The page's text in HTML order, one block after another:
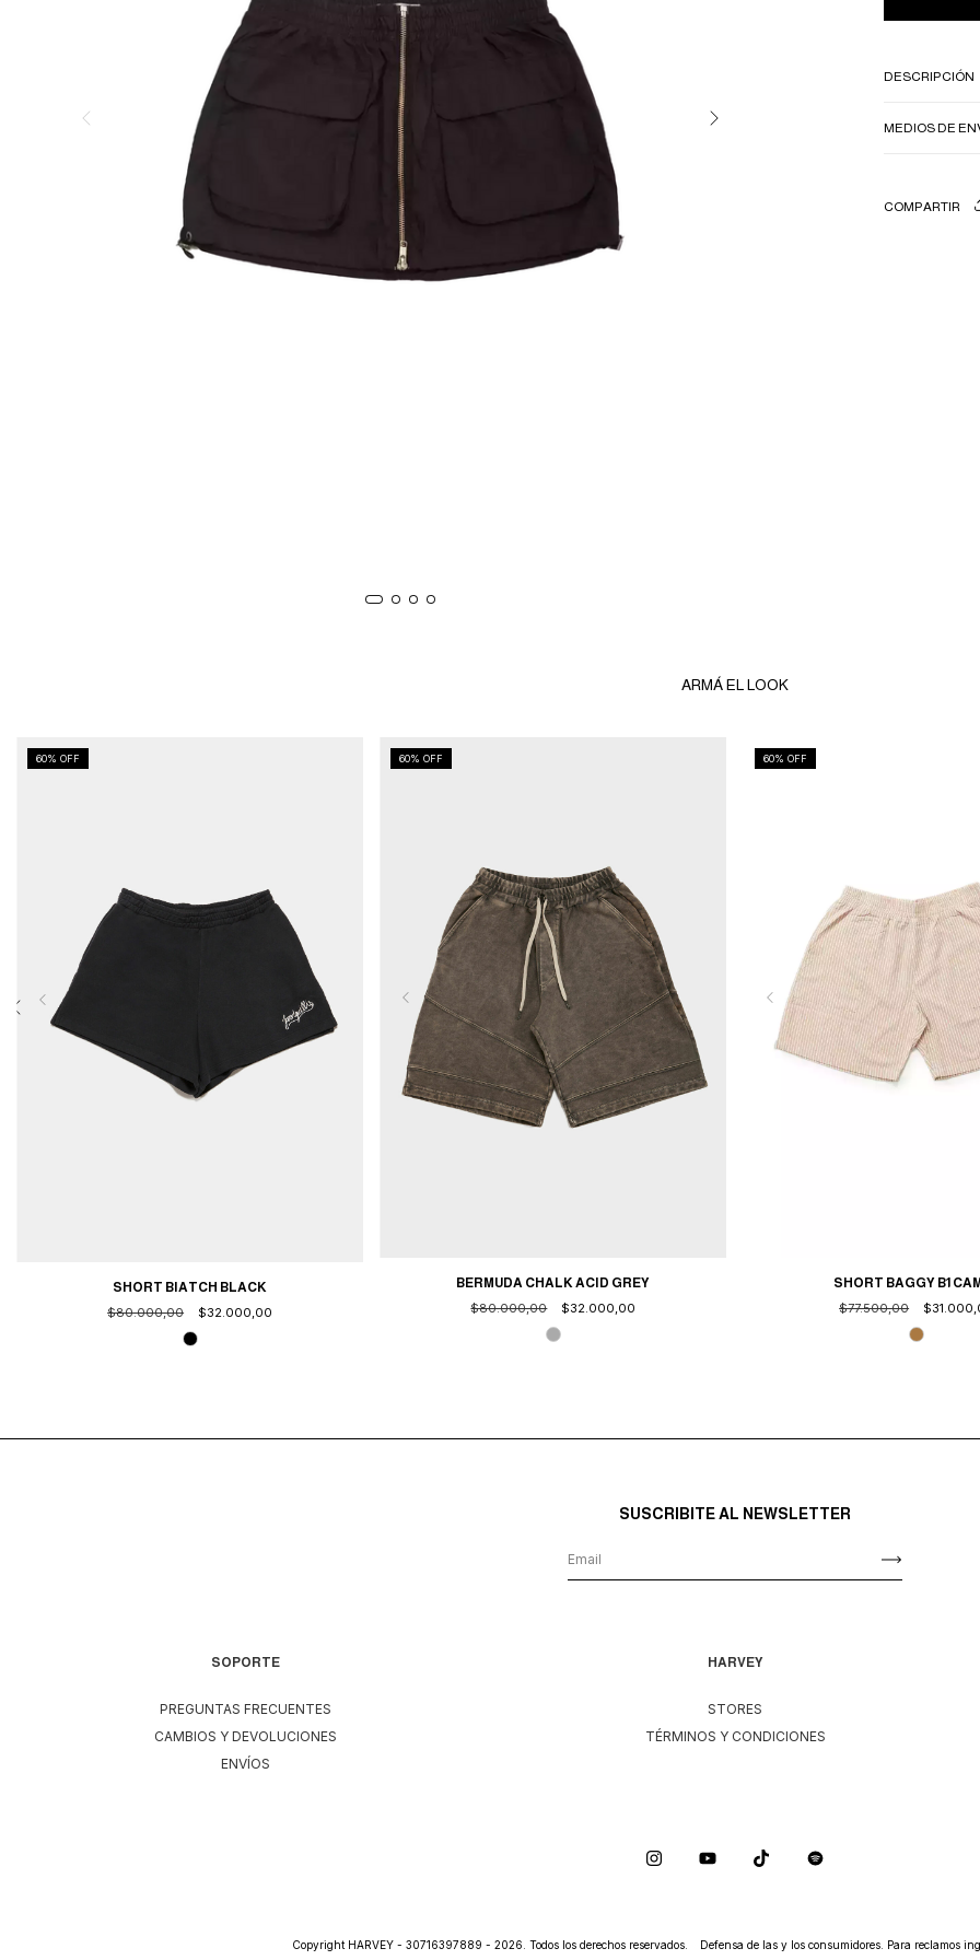
DESCRIPCIÓN
MEDIOS DE
COMPARTIR
ARMÁ EL LOOK
60% OFF
SHORT BIATCH BLACK
$80.000,00
$32.000,00
60% OFF
BERMUDA CHALK ACID GREY
$80.000,00
$32.000,00
60% OFF
SHORT BAGGY B1
$77.500,00
SUSCRIBITE AL NEWSLETTER
SOPORTE
PREGUNTAS FRECUENTES
CAMBIOS Y DEVOLUCIONES
ENVÍOS
HARVEY
STORES
TÉRMINOS Y CONDICIONES
Copyright HARVEY - 30716397889 - 2026. Todos los derechos reservados. Defensa de las y los consumidores. Para reclamos